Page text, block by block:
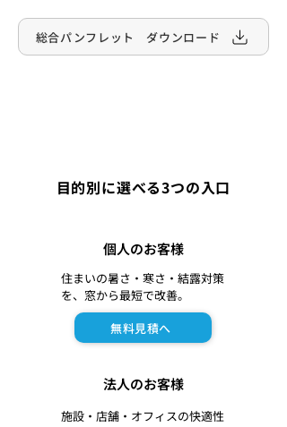
総合パンフレット ダウンロード
目的別に選べる3つの入口
個人のお客様
住まいの暑さ・寒さ・結露対策
を、窓から最短で改善。
無料見積へ
法人のお客様
施設・店舗・オフィスの快適性